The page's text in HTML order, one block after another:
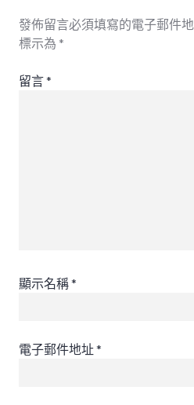
發佈留言必須填寫的電子郵件
標示為 *
留言*
顯示名稱*
電子郵件地址*